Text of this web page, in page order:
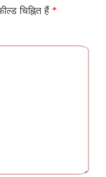
चिह्नित हैं *